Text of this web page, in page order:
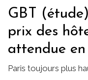
GBT
prix des
attendue en
Paris toujours plus